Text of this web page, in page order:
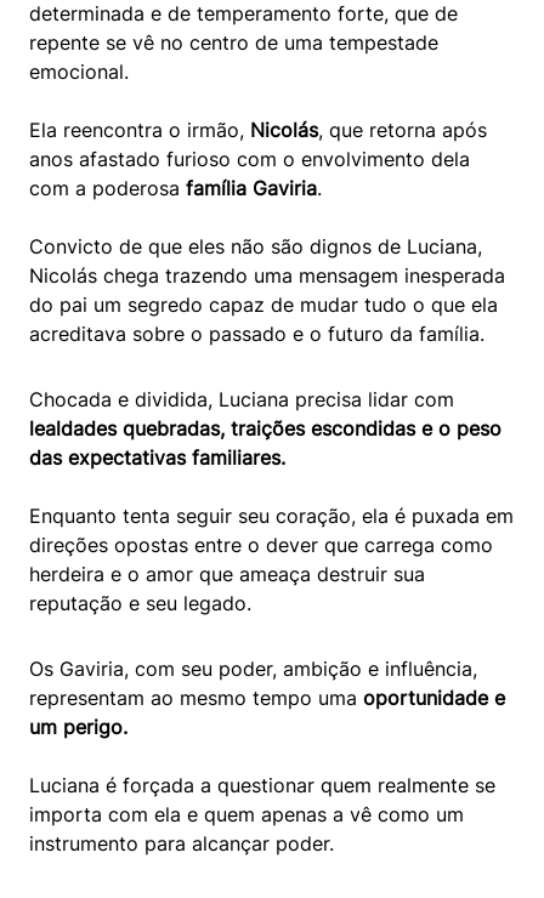
determinada e de temperamento forte, que de
repente se vê no centro de uma tempestade
emocional.
Ela reencontra o irmão, Nicolás, que retorna após
anos afastado furioso com o envolvimento dela
com a poderosa família Gaviria.
Convicto de que eles não são dignos de Luciana,
Nicolás chega trazendo uma mensagem inesperada
do pai um segredo capaz de mudar tudo o que ela
acreditava sobre o passado e o futuro da família.
Chocada e dividida, Luciana precisa lidar com
lealdades quebradas, traições escondidas e o peso
das expectativas familiares.
Enquanto tenta seguir seu coração, ela é puxada em
direções opostas entre o dever que carrega como
herdeira e o amor que ameaça destruir sua
reputação e seu legado.
Os Gaviria, com seu poder, ambição e influência,
representam ao mesmo tempo uma oportunidade e
um perigo.
Luciana é forçada a questionar quem realmente se
importa com ela e quem apenas a vê como um
instrumento para alcançar poder.